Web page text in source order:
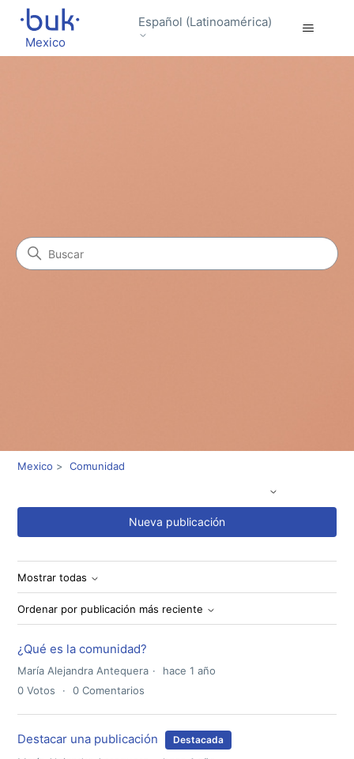
Mexico
Español (Latinoamérica)
Mexico Comunidad
Nueva publicación
Mostrar todas
Ordenar por publicación más reciente
¿Qué es la comunidad?
María Alejandra Antequera
hace 1 año
0 Votos 0 Comentarios
Destacar una publicación Destacada